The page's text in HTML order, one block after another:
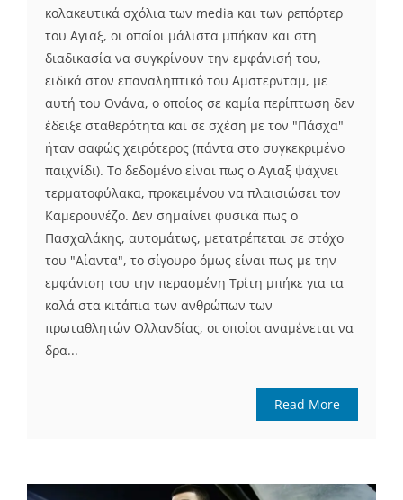
κολακευτικά σχόλια των media και των ρεπόρτερ
του Αγιαξ, οι οποίοι μάλιστα μπήκαν και στη
διαδικασία να συγκρίνουν την εμφάνισή του,
ειδικά στον επαναληπτικό του Αμστερνταμ, με
αυτή του Ονάνα, ο οποίος σε καμία περίπτωση δεν
έδειξε σταθερότητα και σε σχέση με τον "Πάσχα"
ήταν σαφώς χειρότερος (πάντα στο συγκεκριμένο
παιχνίδι). Το δεδομένο είναι πως ο Αγιαξ ψάχνει
τερματοφύλακα, προκειμένου να πλαισιώσει τον
Καμερουνέζο. Δεν σημαίνει φυσικά πως ο
Πασχαλάκης, αυτομάτως, μετατρέπεται σε στόχο
του "Αίαντα", το σίγουρο όμως είναι πως με την
εμφάνιση του την περασμένη Τρίτη μπήκε για τα
καλά στα κιτάπια των ανθρώπων των
πρωταθλητών Ολλανδίας, οι οποίοι αναμένεται να
δρα...
Read More